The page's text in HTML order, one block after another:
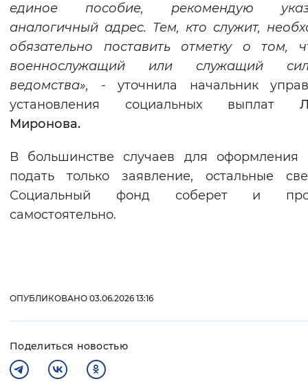
единое пособие, рекомендую
аналогичный адрес. Тем, кто служит,
обязательно поставить отметку о том,
военнослужащий или служащий
ведомства», - уточнила начальник
установления социальных выплат
Миронова.
В большинстве случаев для оформления
подать только заявление, остальные
Социальный фонд соберет и
самостоятельно.
ОПУБЛИКОВАНО 03.06.2026 13:16
Поделиться новостью